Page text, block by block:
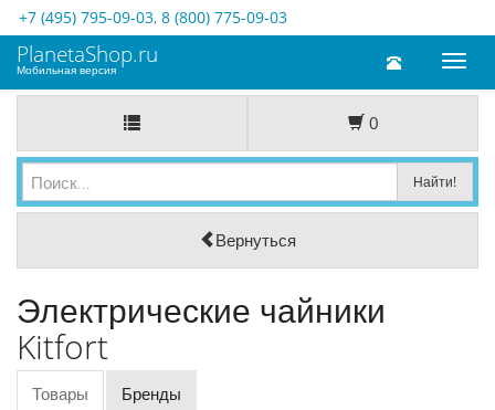
+7 (495) 795-09-03, 8 (800) 775-09-03
Toggle
PlanetaShop.ru
Мобильная версия
0
Вернуться
Электрические чайники
Kitfort
Товары Бренды